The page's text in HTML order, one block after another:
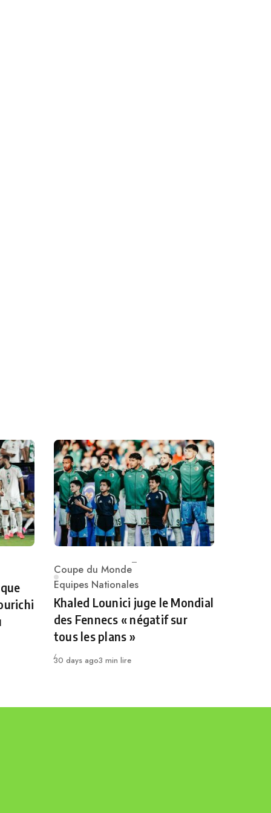
Category
Coupe du Monde
Equipes Nationales
Khaled Lounici juge le Mondial
des Fennecs « négatif sur
tous les plans »
Publié
30 days ago3 min lire